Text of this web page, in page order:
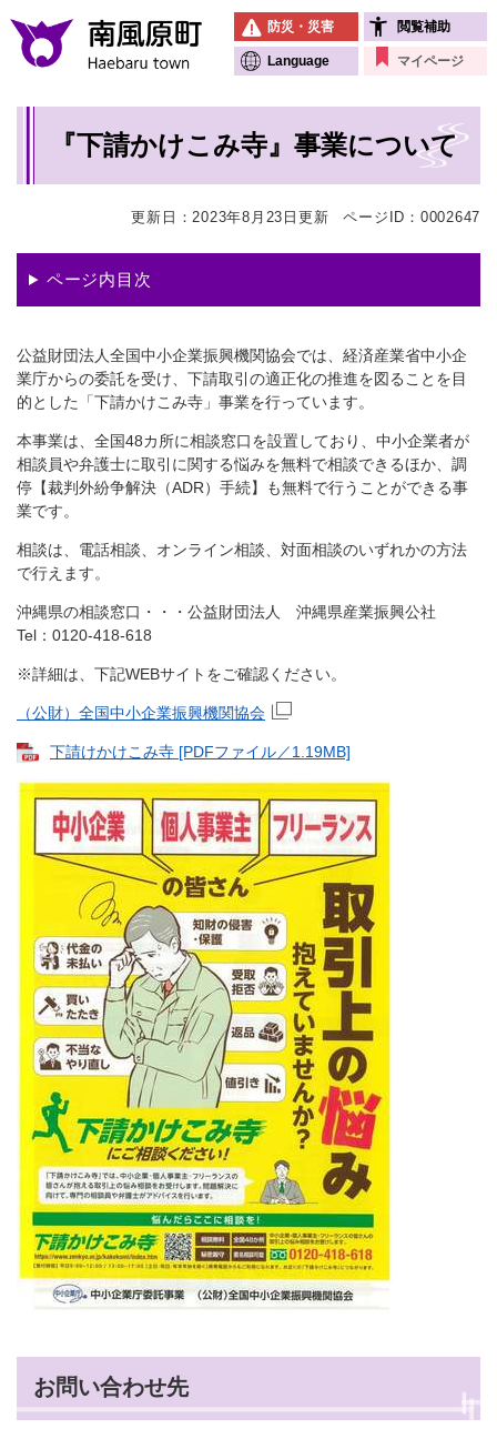
メニューを飛ばして本文へ
防災・災害 閲覧補助
Language マイページ
『下請かけこみ寺』事業について
更新日：2023年8月23日更新 ページID：0002647
ページ内目次
公益財団法人全国中小企業振興機関協会では、経済産業省中小企
業庁からの委託を受け、下請取引の適正化の推進を図ることを目
的とした「下請かけこみ寺」事業を行っています。
本事業は、全国48カ所に相談窓口を設置しており、中小企業者が
相談員や弁護士に取引に関する悩みを無料で相談できるほか、調
停【裁判外紛争解決（ADR）手続】も無料で行うことができる事
業です。
相談は、電話相談、オンライン相談、対面相談のいずれかの方法
で行えます。
沖縄県の相談窓口・・・公益財団法人 沖縄県産業振興公社
Tel：0120-418-618
※詳細は、下記WEBサイトをご確認ください。
（公財）全国中小企業振興機関協会
下請けかけこみ寺 [PDFファイル／1.19MB]
お問い合わせ先